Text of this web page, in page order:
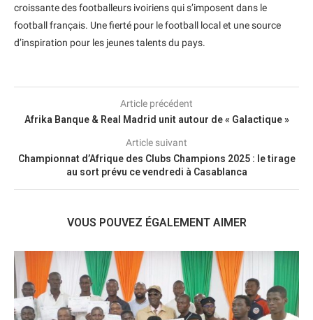
croissante des footballeurs ivoiriens qui s’imposent dans le
football français. Une fierté pour le football local et une source
d’inspiration pour les jeunes talents du pays.
Article précédent
Afrika Banque & Real Madrid unit autour de « Galactique »
Article suivant
Championnat d’Afrique des Clubs Champions 2025 : le tirage
au sort prévu ce vendredi à Casablanca
VOUS POUVEZ ÉGALEMENT AIMER